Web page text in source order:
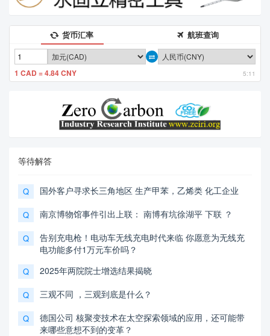
货币汇率 航班查询
1 CAD = 4.84 CNY 5:11
等待解答
Q 国外客户寻求长三角地区 生产甲苯，乙烯类 化工企业
Q 南京博物馆事件引出上联： 南博有坑徐湖平 下联 ？
Q
告别充电枪！电动车无线充电时代来临 你愿意为无线充
电功能多付1万元车价吗？
Q 2025年两院院士增选结果揭晓
Q 三观不同 ，三观到底是什么？
Q
德国公司 核聚变技术在太空探索领域的应用，还可能带
来哪些意想不到的变革？